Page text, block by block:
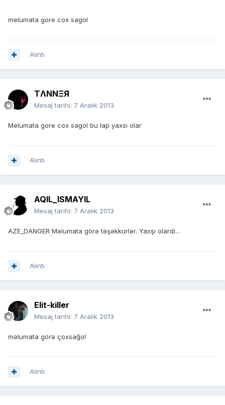
melumata gore cox sagol
Alıntı
TΛNNΞЯ
Mesaj tarihi: 7 Aralık 2013
Melumata gore cox sagol bu lap yaxsi olar
Alıntı
AQIL_ISMAYIL
Mesaj tarihi: 7 Aralık 2013
AZE_DANGER Məlumata görə təşəkkürlər. Yaxşı olardi...
Alıntı
Elit-killer
Mesaj tarihi: 7 Aralık 2013
məlumata görə çoxsağol
Alıntı